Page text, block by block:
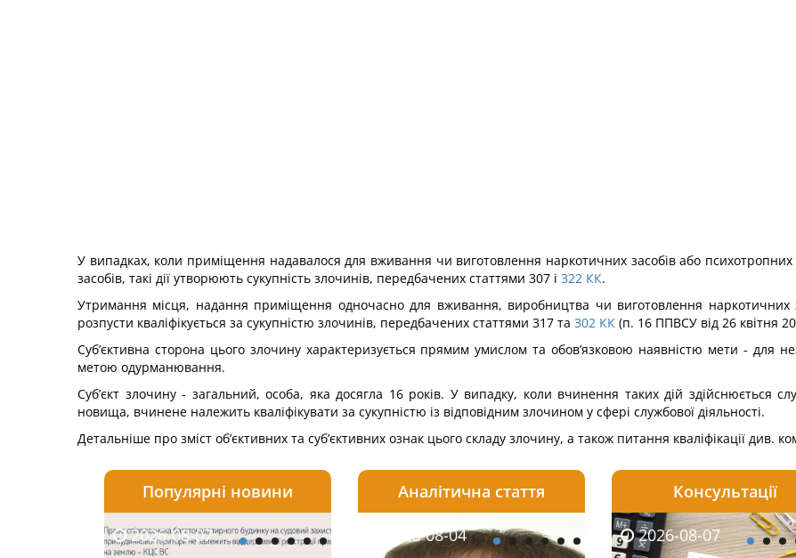
У випадках, коли приміщення надавалося для вживання чи виготовлення нарко­тичних засобів або
засобів, такі дії утворюють сукупність злочинів, передбачених статтями 307 і 322 КК.
Утримання місця, надання приміщення одночасно для вживання, виробництва чи виготовлення наркотичних
розпус­ти кваліфікується за сукупністю злочинів, передбачених статтями 317 та 302 КК (п. 16 ППВСУ від 26 квітня
Суб’єктивна сторона цього злочину характеризується прямим умислом та обов’язковою наявністю мети - для
метою одурманювання.
Суб’єкт злочину - загальний, особа, яка досягла 16 років. У випадку, коли вчи­нення таких дій здійснюється
новища, вчинене належить кваліфікувати за сукупністю із відповідним злочином у сфері службової діяльності.
Детальніше про зміст об’єктивних та суб’єктивних ознак цього складу злочину, а також питання кваліфікації див.
Популярні новини
2026-08-07 2026-08-06 2026-08-06
Аналітична стаття
2026-08-03 2026-08-04 2026-08-04
Консультації
2026-08-05 2026-08-07
2026-07-30